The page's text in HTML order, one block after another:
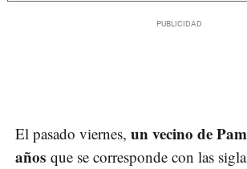
El pasado viernes, un vecino de
años que se corresponde con las